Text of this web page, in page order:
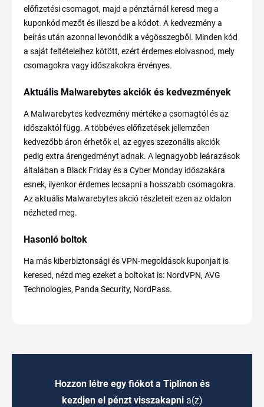
előfizetési csomagot, majd a pénztárnál keresd meg a
kuponkód mezőt és illeszd be a kódot. A kedvezmény a
beírás után azonnal levonódik a végösszegből. Minden kód
a saját feltételeihez kötött, ezért érdemes elolvasnod, mely
csomagokra vagy időszakokra érvényes.
Aktuális Malwarebytes akciók és kedvezmények
A Malwarebytes kedvezmény mértéke a csomagtól és az
időszaktól függ. A többéves előfizetések jellemzően
kedvezőbb áron érhetők el, az egyes szezonális akciók
pedig extra árengedményt adnak. A legnagyobb leárazások
általában a Black Friday és a Cyber Monday időszakára
esnek, ilyenkor érdemes lecsapni a hosszabb csomagokra.
Az aktuális Malwarebytes akció részleteit ezen az oldalon
nézheted meg.
Hasonló boltok
Ha más kiberbiztonsági és VPN-megoldások kuponjait is
keresed, nézd meg ezeket a boltokat is: NordVPN, AVG
Technologies, Panda Security, NordPass.
Hozzon létre egy fiókot a Tiplinon és
kezdjen el pénzt visszakapni a(z)